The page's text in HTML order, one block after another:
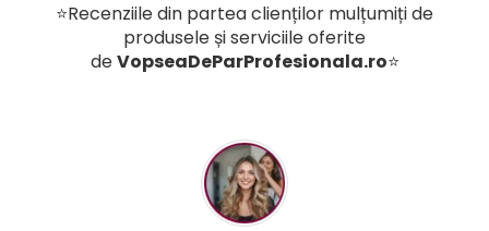
⭐Recenziile din partea clienților mulțumiți de
produsele și serviciile oferite
deVopseaDeParProfesionala.ro⭐